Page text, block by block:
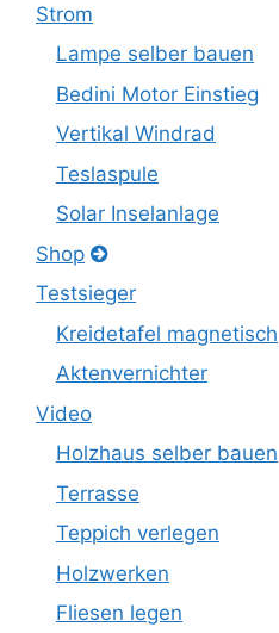
Strom
Lampe selber bauen
Bedini Motor Einstieg
Vertikal Windrad
Teslaspule
Solar Inselanlage
Shop
Testsieger
Kreidetafel magnetisch
Aktenvernichter
Video
Holzhaus selber bauen
Terrasse
Teppich verlegen
Holzwerken
Fliesen legen